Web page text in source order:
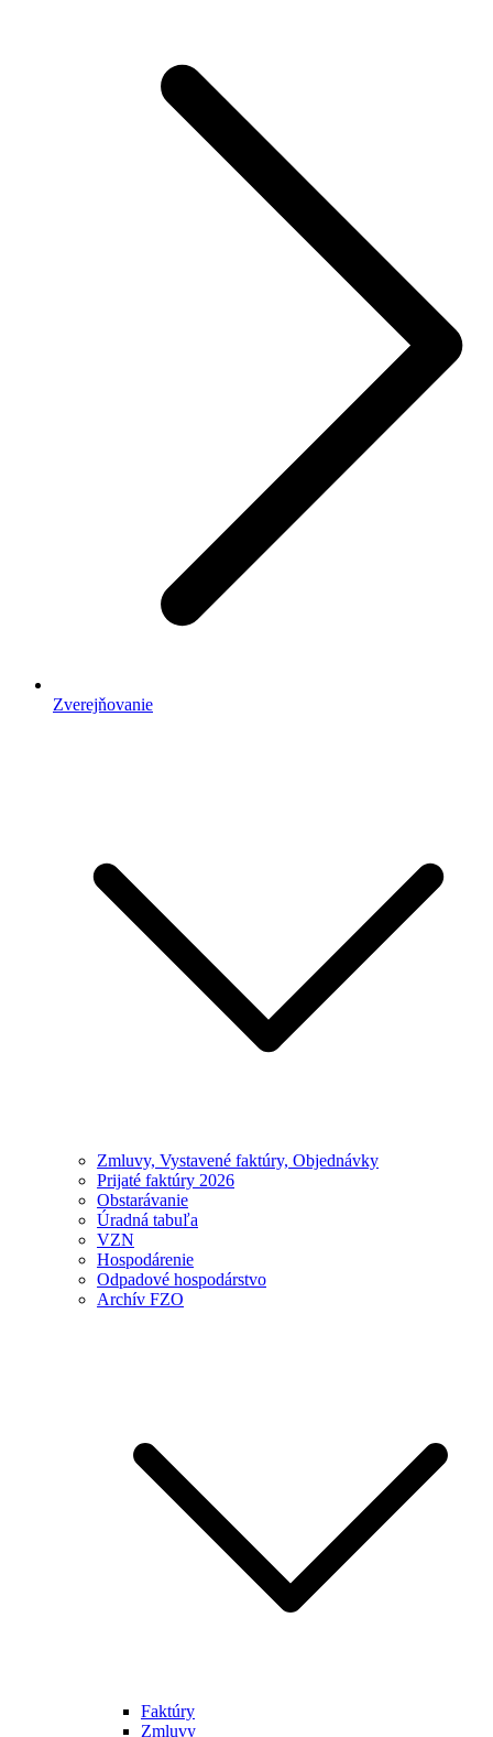
Zverejňovanie
Zmluvy, Vystavené faktúry, Objednávky
Prijaté faktúry 2026
Obstarávanie
Úradná tabuľa
VZN
Hospodárenie
Odpadové hospodárstvo
Archív FZO
Faktúry
Zmluvy